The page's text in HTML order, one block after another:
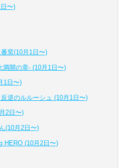
〜)
窯(10月1日〜)
満開の章- (10月1日〜)
1日〜)
逆のルルーシュ (10月1日〜)
2日〜)
(10月2日〜)
HERO (10月2日〜)